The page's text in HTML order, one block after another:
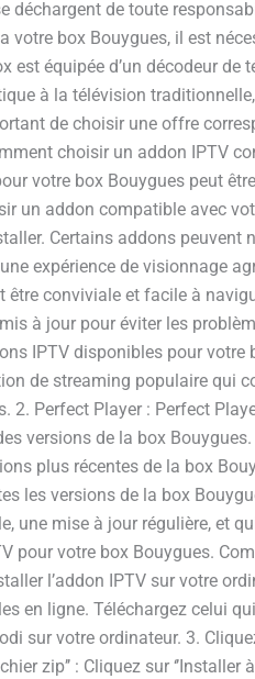
déchargent de toute
votre box Bouygues, il est
est équipée d’un décodeur de
à la télévision
de choisir une offre
choisir un addon IPTV
votre box Bouygues peut
un addon compatible avec
Certains addons peuvent
expérience de visionnage
être conviviale et facile à
à jour pour éviter les
IPTV disponibles pour votre
de streaming populaire qui
2. Perfect Player : Perfect
versions de la box Bouygues.
plus récentes de la box
les versions de la box
une mise à jour régulière, et
pour votre box Bouygues.
l’addon IPTV sur votre
en ligne. Téléchargez celui
sur votre ordinateur. 3.
zip’’ : Cliquez sur ‘’Installer